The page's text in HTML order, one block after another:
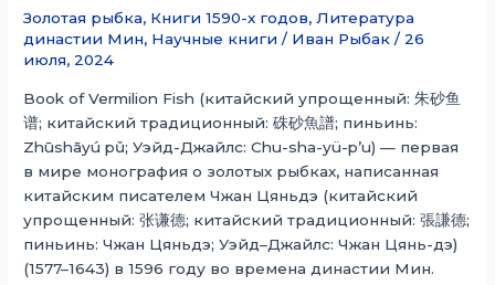
Золотая рыбка, Книги 1590-х годов,Литература
династии Мин, Научные книги / Иван Рыбак/ 26
июля, 2024
Book of Vermilion Fish (китайский упрощенный: 朱砂鱼
谱; китайский традиционный: 硃砂魚譜; пиньинь:
Zhūshāyú pǔ; Уэйд-Джайлс: Chu-sha-yü-p’u) — первая
в мире монография о золотых рыбках, написанная
китайским писателем Чжан Цяньдэ (китайский
упрощенный: 张谦德; китайский традиционный: 張謙德;
пиньинь: Чжан Цяньдэ; Уэйд–Джайлс: Чжан Цянь-дэ)
(1577–1643) в 1596 году во времена династии Мин.